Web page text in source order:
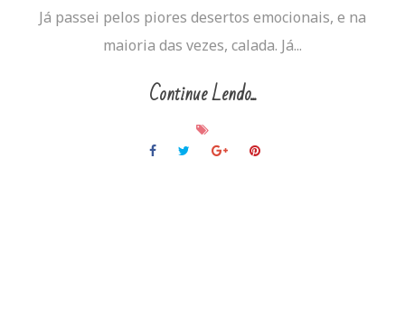
Já passei pelos piores desertos emocionais, e na
maioria das vezes, calada. Já...
Continue Lendo...